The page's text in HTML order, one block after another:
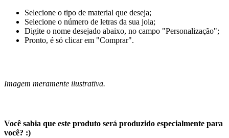
Selecione o tipo de material que deseja;
Selecione o número de letras da sua joia;
Digite o nome desejado abaixo, no campo "Personalização";
Pronto, é só clicar em "Comprar".
Imagem meramente ilustrativa.
Você sabia que este produto será produzido especialmente para
você? :)